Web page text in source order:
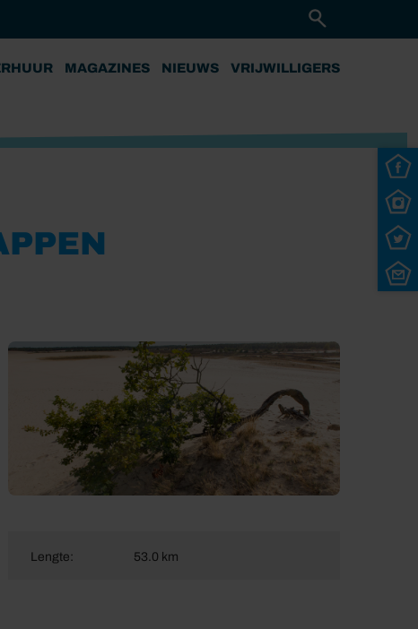
MAGAZINES NIEUWS VRIJWILLIGERS
Lengte: 53.0 km